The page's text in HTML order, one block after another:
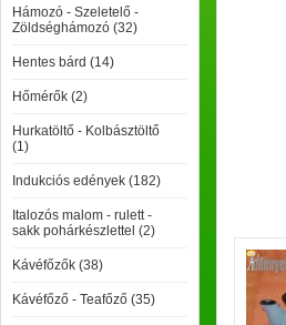
Hámozó - Szeletelő -
Zöldséghámozó (32)
Hentes bárd (14)
Hőmérők (2)
Hurkatöltő - Kolbásztöltő
(1)
Indukciós edények (182)
Italozós malom - rulett -
sakk pohárkészlettel (2)
Kávéfőzők (38)
Kávéfőző - Teafőző (35)